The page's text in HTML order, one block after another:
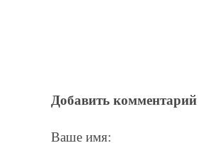
Добавить комментарий
Ваше имя: